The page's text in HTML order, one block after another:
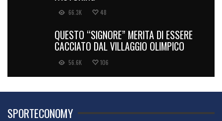
66.3K 48
QUESTO “SIGNORE” MERITA DI ESSERE
CACCIATO DAL VILLAGGIO OLIMPICO
56.6K 106
SPORTECONOMY